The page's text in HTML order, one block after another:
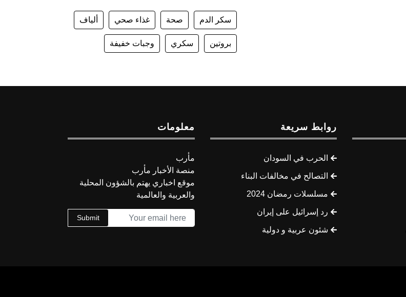
سكر الدم صحة غذاء صحي ألياف
بروتين سكري وجبات خفيفة
روابط سريعة
الحرب في السودان
التصالح في مخالفات البناء
مسلسلات رمضان 2024
رد إسرائيل على إيران
شئون عربية و دولية
معلومات
مأرب
منصة الأخبار مأرب
موقع اخباري يهتم بالشؤون المحلية
والعربية والعالمية
Submit